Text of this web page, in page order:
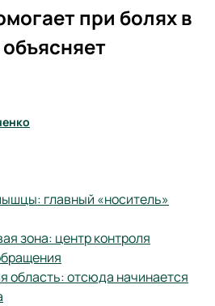
при болях в
главный «носитель»
зона: центр контроля
область: отсюда начинается